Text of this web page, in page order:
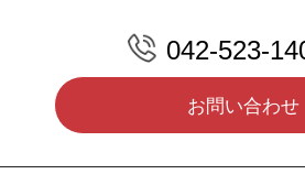
042-523-
お問い合わせ